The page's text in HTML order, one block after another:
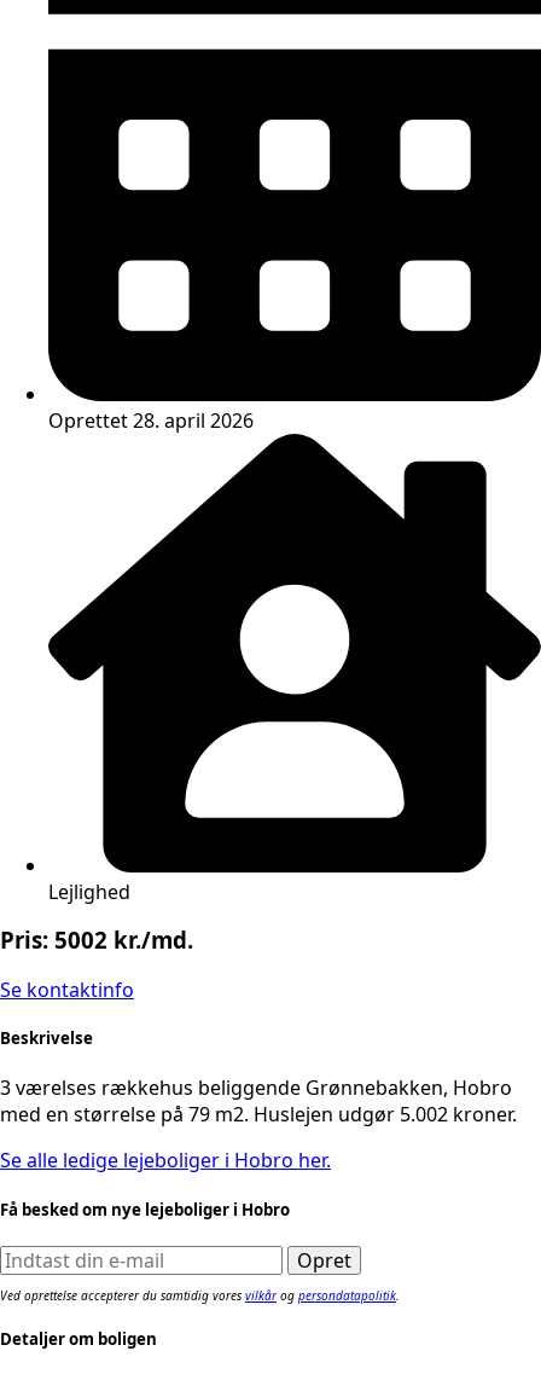
Oprettet 28. april 2026
Lejlighed
Pris: 5002 kr./md.
Se kontaktinfo
Beskrivelse
3 værelses rækkehus beliggende Grønnebakken, Hobro
med en størrelse på 79 m2. Huslejen udgør 5.002 kroner.
Se alle ledige lejeboliger i Hobro her.
Få besked om nye lejeboliger i Hobro
Ved oprettelse accepterer du samtidig vores vilkårog persondatapolitik
Detaljer om boligen